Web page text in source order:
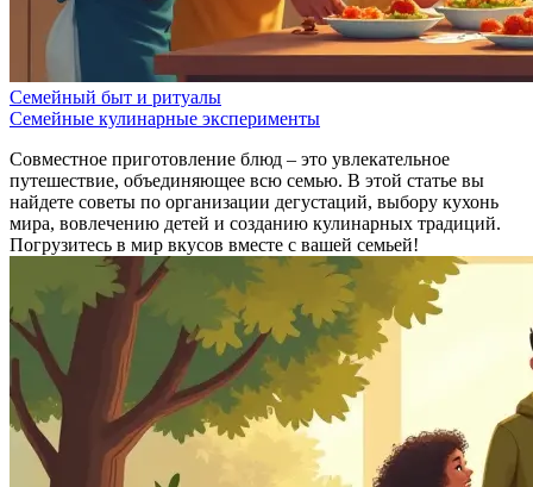
Семейный быт и ритуалы
Семейные кулинарные эксперименты
Совместное приготовление блюд – это увлекательное
путешествие, объединяющее всю семью. В этой статье вы
найдете советы по организации дегустаций, выбору кухонь
мира, вовлечению детей и созданию кулинарных традиций.
Погрузитесь в мир вкусов вместе с вашей семьей!